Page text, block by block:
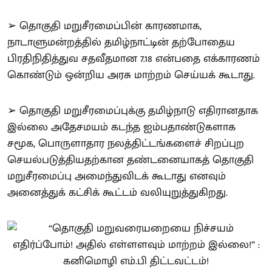
➢ தொகுதி மறுசீரமைப்பின் காரணமாக,
நாடாளுமன்றத்தில் தமிழ்நாட்டின் தற்போதைய
பிரதிநிதித்துவ சதவீதமான 7.18 என்பதை எக்காரணம்
கொண்டும் ஒன்றிய அரசு மாற்றம் செய்யக் கூடாது.
➢ தொகுதி மறுசீரமைப்புக்கு தமிழ்நாடு எதிரானதாக
இல்லை அதேசமயம் கடந்த ஐம்பதாண்டுகளாக
சமூக, பொருளாதார நலத்திட்டங்களைச் சிறப்புற
செயல்படுத்தியதற்கான தண்டனையாகத் தொகுதி
மறுசீரமைப்பு அமைந்துவிடக் கூடாது எனவும்
அனைத்துக் கட்சிக் கூட்டம் வலியுறுத்துகிறது.